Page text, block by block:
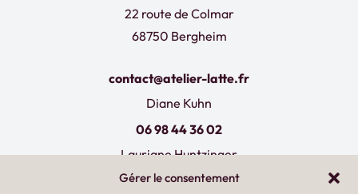
Gérer le consentement
22 route de Colmar
68750 Bergheim
contact@atelier-latte.fr
Diane Kuhn
06 98 44 36 02
Lauriane Huntzinger
07 60 77 66 19